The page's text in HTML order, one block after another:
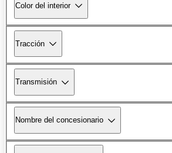
Color del interior
Tracción
Transmisión
Nombre del concesionario